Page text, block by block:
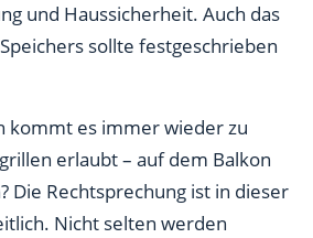
und Haussicherheit. Auch das
sollte festgeschrieben
kommt es immer wieder zu
erlaubt – auf dem Balkon
Die Rechtsprechung ist in dieser
Nicht selten werden